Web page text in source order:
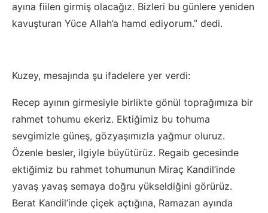
ayına fiilen girmiş olacağız. Bizleri bu günlere yeniden
kavuşturan Yüce Allah’a hamd ediyorum.” dedi.
Kuzey, mesajında şu ifadelere yer verdi:
Recep ayının girmesiyle birlikte gönül toprağımıza bir
rahmet tohumu ekeriz. Ektiğimiz bu tohuma
sevgimizle güneş, gözyaşımızla yağmur oluruz.
Özenle besler, ilgiyle büyütürüz. Regaib gecesinde
ektiğimiz bu rahmet tohumunun Miraç Kandil’inde
yavaş yavaş semaya doğru yükseldiğini görürüz.
Berat Kandil’inde çiçek açtığına, Ramazan ayında